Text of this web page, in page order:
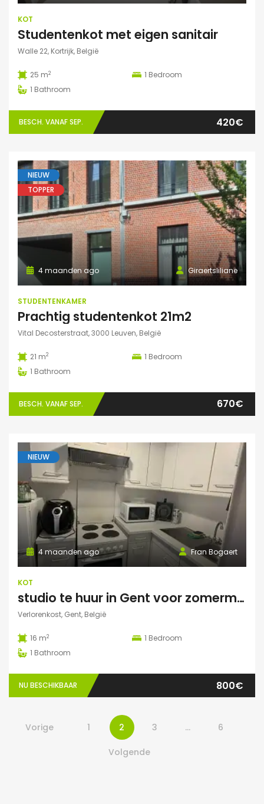
KOT
Studentenkot met eigen sanitair
Walle 22, Kortrijk, België
25 m2 1 Bedroom
1 Bathroom
BESCH. VANAF SEP. 420€
NIEUW
TOPPER
Giraertsliliane
4 maanden ago
STUDENTENKAMER
Prachtig studentenkot 21m2
Vital Decosterstraat, 3000 Leuven, België
21 m2 1 Bedroom
1 Bathroom
BESCH. VANAF SEP. 670€
NIEUW
Fran Bogaert
4 maanden ago
KOT
studio te huur in Gent voor zomermaanden
Verlorenkost, Gent, België
16 m2 1 Bedroom
1 Bathroom
NU BESCHIKBAAR 800€
Vorige 1 2 3 … 6
Volgende